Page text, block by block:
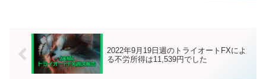
2022年9月19日週のトライオートFXによ
る不労所得は11,539円でした